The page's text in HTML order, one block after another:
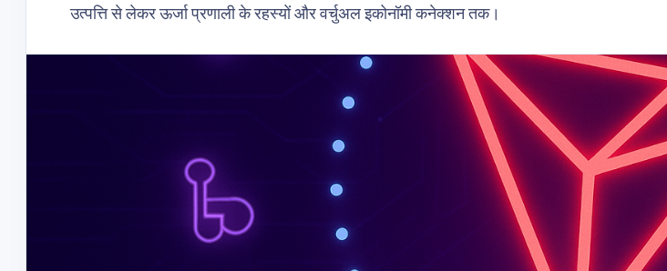
उत्पत्ति से लेकर ऊर्जा प्रणाली के रहस्यों और वर्चुअल इकोनॉमी कनेक्शन तक।